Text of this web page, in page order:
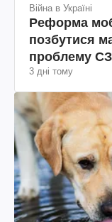
Війна в Україні
Реформа
позбутися
проблему
3 дні тому